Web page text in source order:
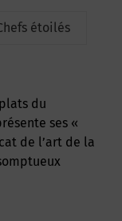
étoilés
ses «
de l’art de la